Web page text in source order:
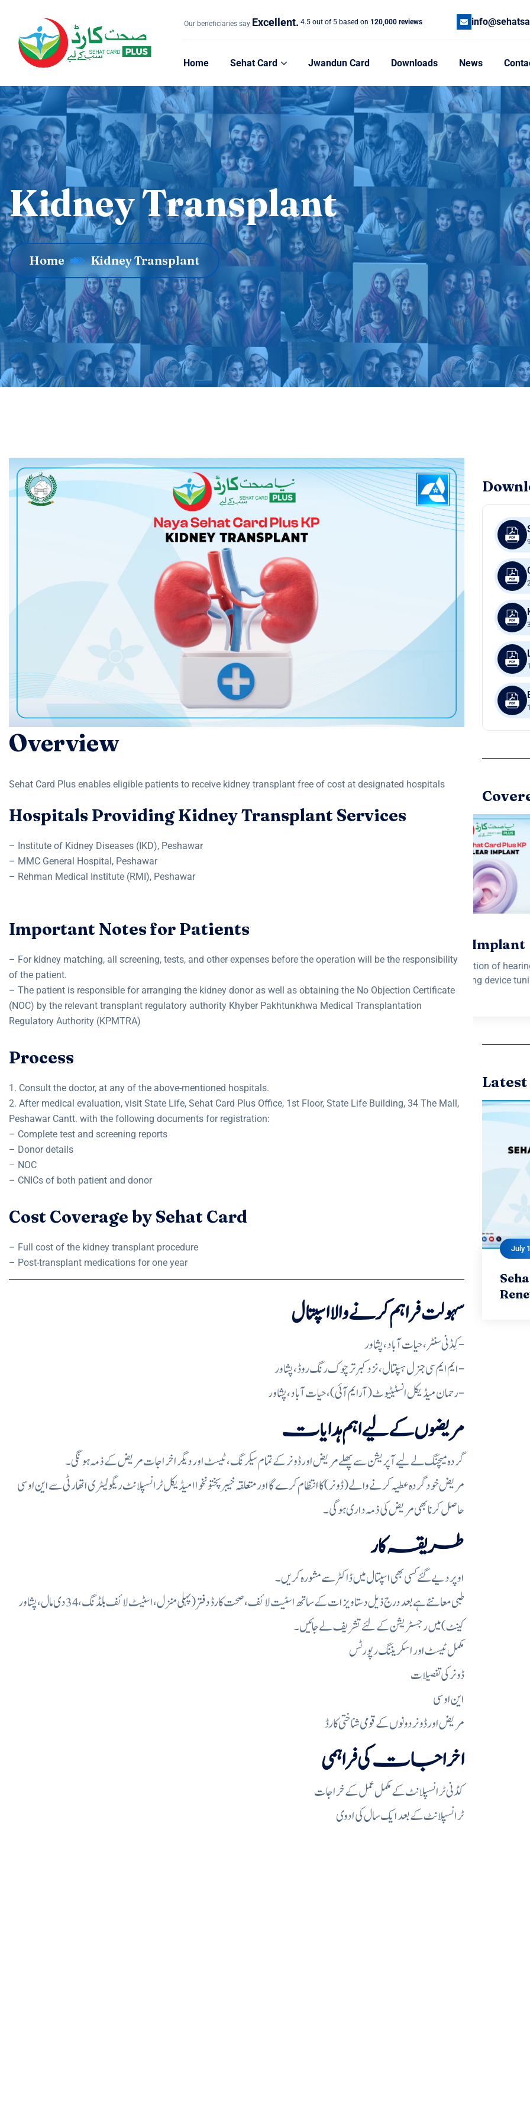
Our beneficiaries say Excellent. 4.5 out of 5 based on 120,000 reviews
Home Sehat Card Jwandun Card Downloads News
Kidney Transplant
Home Kidney Transplant
Overview
Sehat Card Plus enables eligible patients to receive kidney transplant free of cost at designated hospitals
Hospitals Providing Kidney Transplant Services
– Institute of Kidney Diseases (IKD), Peshawar
– MMC General Hospital, Peshawar
– Rehman Medical Institute (RMI), Peshawar
Important Notes for Patients
– For kidney matching, all screening, tests, and other expenses before the operation will be the responsibility
of the patient.
– The patient is responsible for arranging the kidney donor as well as obtaining the No Objection Certificate
(NOC) by the relevant transplant regulatory authority Khyber Pakhtunkhwa Medical Transplantation
Regulatory Authority (KPMTRA)
Process
1. Consult the doctor, at any of the above-mentioned hospitals.
2. After medical evaluation, visit State Life, Sehat Card Plus Office, 1st Floor, State Life Building, 34 The Mall,
Peshawar Cantt. with the following documents for registration:
– Complete test and screening reports
– Donor details
– NOC
– CNICs of both patient and donor
Cost Coverage by Sehat Card
– Full cost of the kidney transplant procedure
– Post-transplant medications for one year
سہولت فراہم کرنے والا اسپتال
کِڈنی سنٹر، حیات آباد، پشاور-
ایم ایم سی جنرل ہسپتال،نزد کبرتر چوک رنگ روڈ، پشاور-
رحمان میڈیکل انسٹیٹیوٹ(آرایم آئی)،حیات آباد، پشاور-
مریضوں کے لیے اہم ہدایات
گردہ میچنگ لے لیے آپریشن سے پھلے مریض اور ڈونر کے تمام سیکرنگ، ٹیسٹ اور دیگر اخراجات مریض کے ذمہ ہونگی۔
مریض خود گردہ عطیہ کرنے والے (ڈونر) کا انتظام کرے گا اور متعلقہ خیبر پختونخوا امیڈیکل ٹرانسپلانٹ ریگولیٹری اتھارٹی سے این او سی
حاصل کرنا بھی مریض کی ذمہ داری ہوگی۔
طریقہ کار
اوپر دیے گئے کسی بھی اسپتال میں ڈاکٹر سے مشورہ کریں۔
طبی معانئے ہے بعد درج ذیل دستاویزات کے ساتھ اسٹیت لائف، صحت کارڈ دفتر (پہلی منزل،اسٹیٹ لائف بلڈنگ، 34 دی مال، پشاور
کینٹ) میں رجسٹریشن کے لئے تشریف لے جائیں۔
مکمل ٹیسٹ اور اسکریننگ رپورٹس
ڈونر کی تفصیلات
این او سی
مریض اور ڈونر دونوں کے قومی شناختی کارڈ
اخراجات کی فراہمی
کڈنی ٹرانسپلانٹ کے مکمل عمل کے خراجات
ٹرانسپلانٹ کے بعد ایک سال کی ادوی
Life-saving surgical intervention for
end-stage liver failure, including post-
transplant care.
Liver Transplant
Life-saving surgical intervention for
Surgical restoration of hearing via
rehabilitation.
for
Latest
July